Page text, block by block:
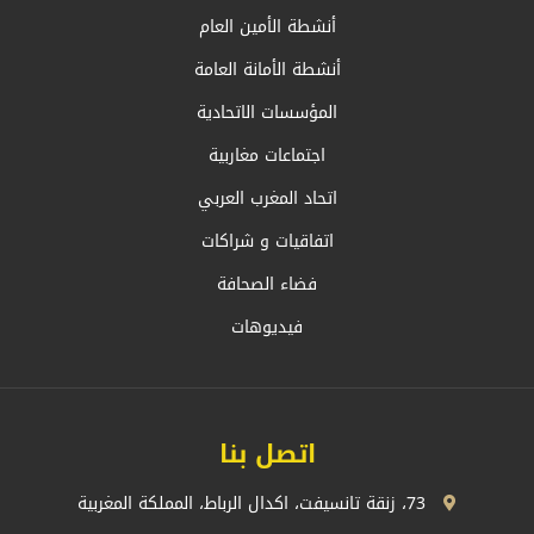
أنشطة الأمين العام
أنشطة الأمانة العامة
المؤسسات الاتحادية
اجتماعات مغاربية
اتحاد المغرب العربي
اتفاقيات و شراكات
فضاء الصحافة
فيديوهات
اتصل بنا